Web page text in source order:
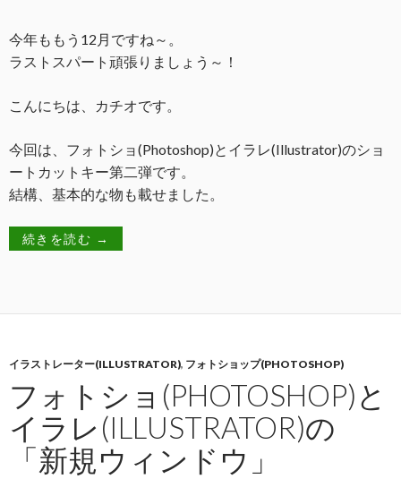
今年ももう12月ですね～。
ラストスパート頑張りましょう～！
こんにちは、カチオです。
今回は、フォトショ(Photoshop)とイラレ(Illustrator)のショ
ートカットキー第二弾です。
結構、基本的な物も載せました。
続きを読む →
イラストレーター(ILLUSTRATOR), フォトショップ(PHOTOSHOP)
フォトショ(PHOTOSHOP)と
イラレ(ILLUSTRATOR)の
「新規ウィンドウ」